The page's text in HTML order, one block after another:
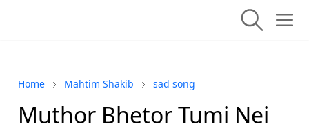
Home Mahtim Shakib sad song
Muthor Bhetor Tumi Nei